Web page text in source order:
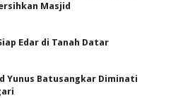
Masjid
Edar di Tanah Datar
Yunus Batusangkar Diminati